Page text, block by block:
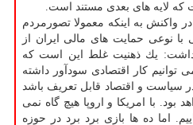
لایه های بعدی مستند است.
در واكنش به اینكه معمولا تصورمردم
با نوعی حمایت های مالی ایران از
داشت: یك ذهنیت غلط این است كه
توانیم كار اقتصادی سودآور داشته
در سیاست و اقتصاد قابل تعریف باشد
با امریكا و اروپا هیچ گاه نمی
اما ده ها بازی برد برد در حوزه